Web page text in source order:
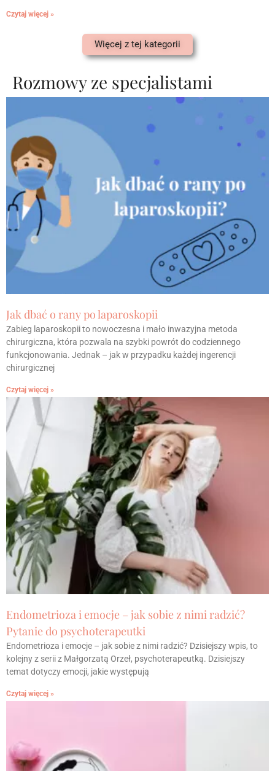
Czytaj więcej »
Więcej z tej kategorii
Rozmowy ze specjalistami
Jak dbać o rany po laparoskopii
Zabieg laparoskopii to nowoczesna i mało inwazyjna metoda
chirurgiczna, która pozwala na szybki powrót do codziennego
funkcjonowania. Jednak – jak w przypadku każdej ingerencji
chirurgicznej
Czytaj więcej »
Endometrioza i emocje – jak sobie z nimi radzić?
Pytanie do psychoterapeutki
Endometrioza i emocje – jak sobie z nimi radzić? Dzisiejszy wpis, to
kolejny z serii z Małgorzatą Orzeł, psychoterapeutką. Dzisiejszy
temat dotyczy emocji, jakie występują
Czytaj więcej »